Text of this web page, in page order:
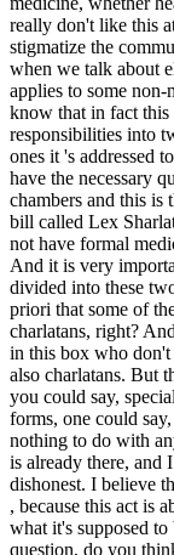
really don't like this
stigmatize the
when we talk about
applies to some
know that in fact this
responsibilities into
ones it 's addressed
have the necessary
chambers and this is
bill called Lex
not have formal
And it is very
divided into these
priori that some of
charlatans, right?
in this box who don't
also charlatans. But
you could say,
forms, one could
nothing to do with
is already there,
dishonest. I believe
, because this act is
what it's supposed
question, do you